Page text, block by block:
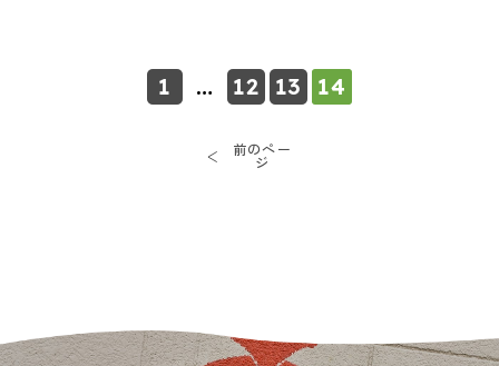
前のペー
ジ
1 … 12 13 14